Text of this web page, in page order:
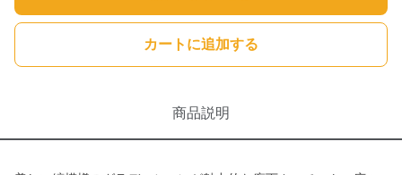
カートに追加する
商品説明